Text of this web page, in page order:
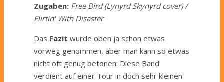
Zugaben: Free Bird (Lynyrd Skynyrd cover) /
Flirtin‘ With Disaster
Das Fazit wurde oben ja schon etwas
vorweg genommen, aber man kann so etwas
nicht oft genug betonen: Diese Band
verdient auf einer Tour in doch sehr kleinen